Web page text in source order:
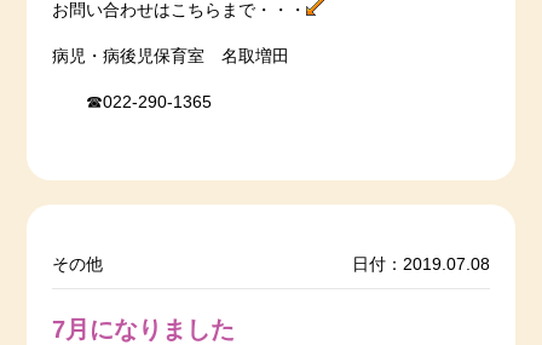
お問い合わせはこちらまで・・・
病児・病後児保育室 名取増田
☎022-290-1365
その他 日付：2019.07.08
7月になりました